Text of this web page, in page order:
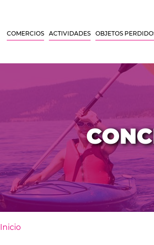
COMERCIOS ACTIVIDADES OBJETOS
Inicio